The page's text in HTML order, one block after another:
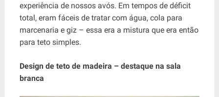
experiência de nossos avós. Em tempos de déficit
total, eram fáceis de tratar com água, cola para
marcenaria e giz – essa era a mistura que era então
para teto simples.
Design de teto de madeira – destaque na sala
branca